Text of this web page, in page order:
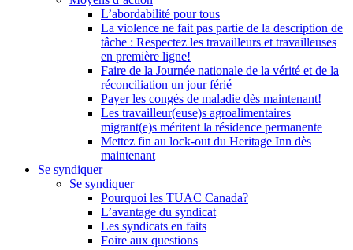
L’abordabilité pour tous
La violence ne fait pas partie de la description de
tâche : Respectez les travailleurs et travailleuses
en première ligne!
Faire de la Journée nationale de la vérité et de la
réconciliation un jour férié
Payer les congés de maladie dès maintenant!
Les travailleur(euse)s agroalimentaires
migrant(e)s méritent la résidence permanente
Mettez fin au lock-out du Heritage Inn dès
maintenant
Se syndiquer
Se syndiquer
Pourquoi les TUAC Canada?
L’avantage du syndicat
Les syndicats en faits
Foire aux questions